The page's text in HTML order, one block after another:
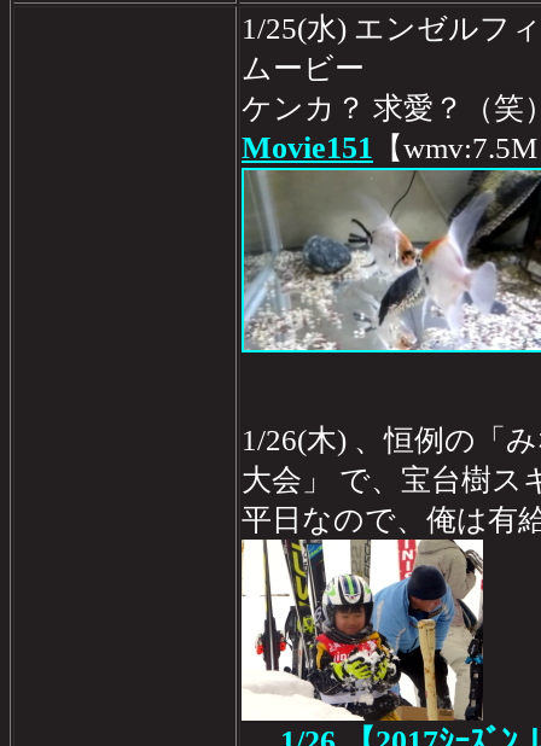
1/25(水) エンゼルフ
ムービー
ケンカ？ 求愛？（笑
Movie151 【
1/26(木) 、恒例の「
大会」 で、宝台樹ス
平日なので、俺は有